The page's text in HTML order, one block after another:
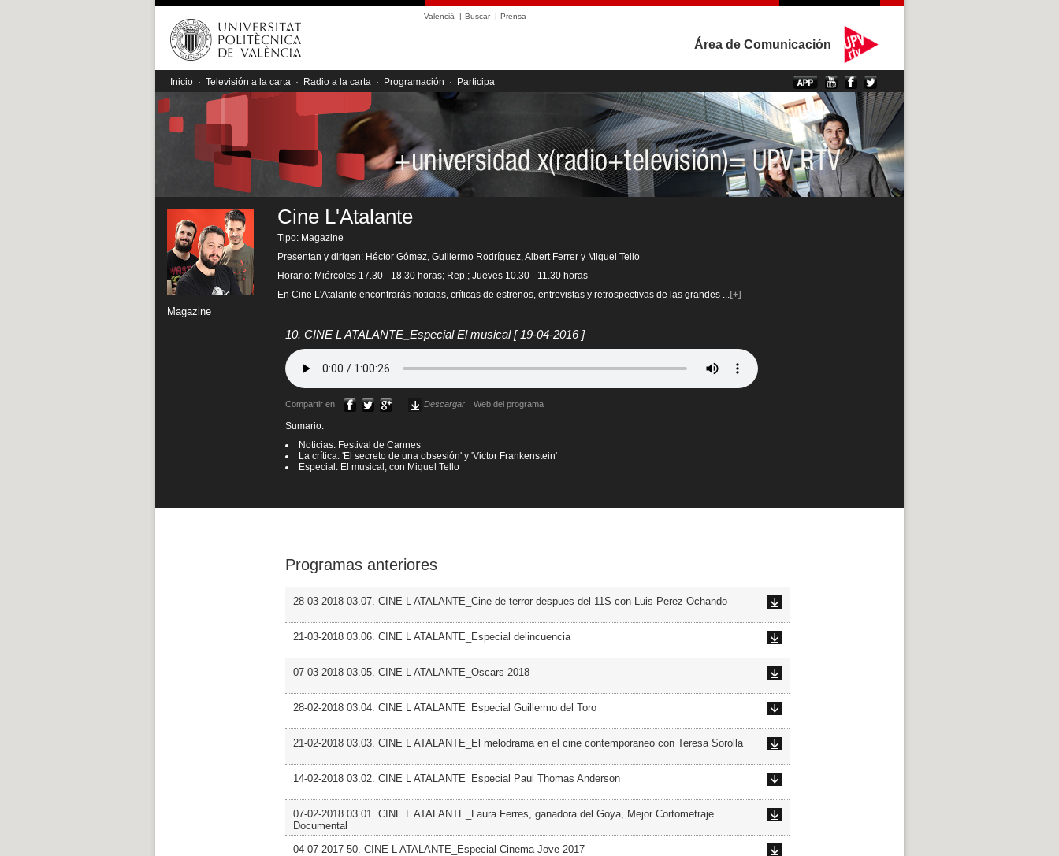
Valencià | Buscar| Prensa
Área de Comunicación
Inicio · Televisión a la carta · Radio a la carta · Programación · Participa
Magazine
Cine L'Atalante
Tipo: Magazine
Presentan y dirigen: Héctor Gómez, Guillermo Rodríguez, Albert Ferrer y Miquel Tello
Horario: Miércoles 17.30 - 18.30 horas; Rep.; Jueves 10.30 - 11.30 horas
En Cine L'Atalante encontrarás noticias, críticas de estrenos, entrevistas y retrospectivas de las grandes ...[+]
10. CINE L ATALANTE_Especial El musical[ 19-04-2016 ]
Compartir en Descargar Web del programa
Sumario:
Noticias: Festival de Cannes
La crítica: 'El secreto de una obsesión' y 'Victor Frankenstein'
Especial: El musical, con Miquel Tello
Programas anteriores
28-03-2018 03.07. CINE L ATALANTE_Cine de terror despues del 11S con Luis Perez Ochando
21-03-2018 03.06. CINE L ATALANTE_Especial delincuencia
07-03-2018 03.05. CINE L ATALANTE_Oscars 2018
28-02-2018 03.04. CINE L ATALANTE_Especial Guillermo del Toro
21-02-2018 03.03. CINE L ATALANTE_El melodrama en el cine contemporaneo con Teresa Sorolla
14-02-2018 03.02. CINE L ATALANTE_Especial Paul Thomas Anderson
07-02-2018 03.01. CINE L ATALANTE_Laura Ferres, ganadora del Goya, Mejor Cortometraje
Documental
04-07-2017 50. CINE L ATALANTE_Especial Cinema Jove 2017